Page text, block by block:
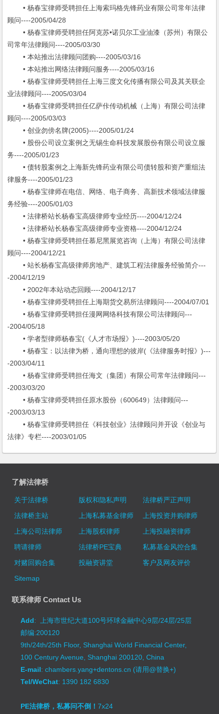
• 杨春宝律师受聘担任上海索玛格先锋药业有限公司常年法律
顾问----2005/04/28
• 杨春宝律师受聘担任阿克苏•诺贝尔工业油漆（苏州）有限公
司常年法律顾问----2005/03/30
• 本站推出法律顾问团购----2005/03/16
• 本站推出网络法律顾问服务----2005/03/16
• 杨春宝律师受聘担任上海三度文化传播有限公司及其关联企
业法律顾问----2005/03/04
• 杨春宝律师受聘担任亿萨佧传动机械（上海）有限公司法律
顾问----2005/03/03
• 创业勿傍名牌(2005)----2005/01/24
• 股份公司设立案例之无锡生命科技发展股份有限公司设立服
务----2005/01/23
• 债转股案例之上海新先锋药业有限公司债转股和资产重组法
律服务----2005/01/23
• 杨春宝律师在电信、网络、电子商务、高新技术领域法律服
务经验----2005/01/03
• 法律桥站长杨春宝高级律师专业经历----2004/12/24
• 法律桥站长杨春宝高级律师专业资格----2004/12/24
• 杨春宝律师受聘担任慕尼黑展览咨询（上海）有限公司法律
顾问----2004/12/21
• 站长杨春宝高级律师房地产、建筑工程法律服务经验简介---
-2004/12/19
• 2002年本站动态回顾----2004/12/17
• 杨春宝律师受聘担任上海期货交易所法律顾问----2004/07/01
• 杨春宝律师受聘担任漫网网络科技有限公司法律顾问---
-2004/05/18
• 学者型律师杨春宝(《人才市场报》)----2003/05/20
• 杨春宝：以法律为桥，通向理想的彼岸(《法律服务时报》)---
-2003/04/11
• 杨春宝律师受聘担任海文（集团）有限公司常年法律顾问---
-2003/03/20
• 杨春宝律师受聘担任原水股份（600649）法律顾问---
-2003/03/13
• 杨春宝律师受聘担任《科技创业》法律顾问并开设《创业与
法律》专栏----2003/01/05
了解法律桥
关于法律桥 版权和隐私声明
法律桥严正声明
法律桥主站
上海私募基金律师
上海投资并购律师
上海公司法律师
上海股权律师
上海投融资律师
聘请律师
法律桥PE宝典
私募基金风控合集
对赌回购合集
投融资讲堂
客户及网友评价
Sitemap
联系律师 Contact Us
Add: 上海市世纪大道100号环球金融中心9层/24层/25层
邮编:200120
9th/24th/25th Floor, Shanghai World Financial Center,
100 Century Avenue, Shanghai 200120, China
E-mail: chambers.yang+dentons.cn (请用@替换+)
Tel/WeChat: 1390 182 6830
PE法律桥，私募问不倒！7x24